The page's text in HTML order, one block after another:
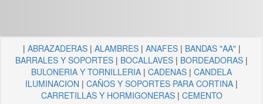
| ABRAZADERAS| ALAMBRES| ANAFES| BANDAS "AA"|
BARRALES Y SOPORTES | BOCALLAVES | BORDEADORAS |
BULONERIA Y TORNILLERIA | CADENAS | CANDELA
ILUMINACION | CAÑOS Y SOPORTES PARA CORTINA |
CARRETILLAS Y HORMIGONERAS| CEMENTO